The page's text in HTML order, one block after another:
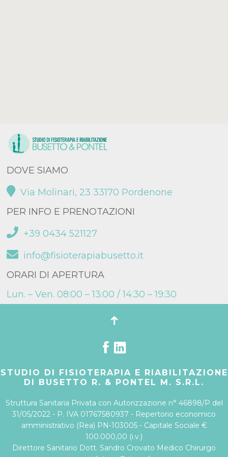
DOVE SIAMO
Via Molinari, 23 33170 Pordenone
PER INFO E PRENOTAZIONI
+39 0434 521127
info@fisioterapiabusetto.it
ORARI DI APERTURA
Lun. – Ven. 08:00 – 13:00 / 14:30 – 19:30
STUDIO DI FISIOTERAPIA E RIABILITAZIONE
DI BUSETTO R. & PONTEL M. S.R.L.
Struttura Sanitaria Privata con Autorizzazione n° 46898/P del
31/05/2022 - P. IVA 01767580937 - Repertorio economico
amministrativo (Rea) PN-103005 - Capitale Sociale €
100.000,00 (i.v.)
Direttore Sanitario Dott. Sandro Crovato Medico Chirurgo